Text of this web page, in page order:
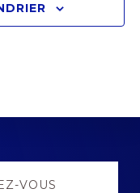
VOUS